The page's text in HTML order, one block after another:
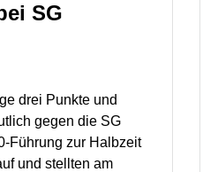
SG
drei Punkte und
gegen die SG
zur Halbzeit
und stellten am